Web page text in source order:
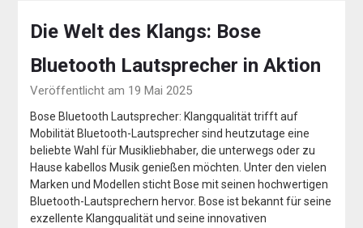
Die Welt des Klangs: Bose
Bluetooth Lautsprecher in Aktion
Veröffentlicht am 19 Mai 2025
Bose Bluetooth Lautsprecher: Klangqualität trifft auf
Mobilität Bluetooth-Lautsprecher sind heutzutage eine
beliebte Wahl für Musikliebhaber, die unterwegs oder zu
Hause kabellos Musik genießen möchten. Unter den vielen
Marken und Modellen sticht Bose mit seinen hochwertigen
Bluetooth-Lautsprechern hervor. Bose ist bekannt für seine
exzellente Klangqualität und seine innovativen